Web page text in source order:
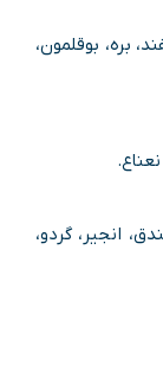
بره، بوقلمون،
انجیر، گردو،